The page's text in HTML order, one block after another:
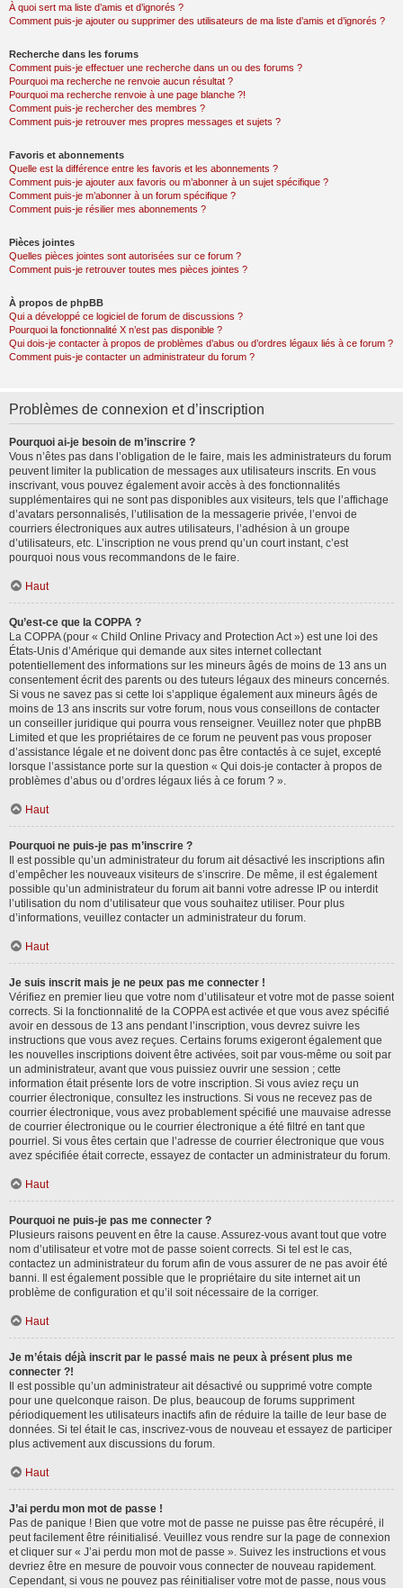
À quoi sert ma liste d’amis et d’ignorés ?
Comment puis-je ajouter ou supprimer des utilisateurs de ma liste d’amis et d’ignorés ?
Recherche dans les forums
Comment puis-je effectuer une recherche dans un ou des forums ?
Pourquoi ma recherche ne renvoie aucun résultat ?
Pourquoi ma recherche renvoie à une page blanche ?!
Comment puis-je rechercher des membres ?
Comment puis-je retrouver mes propres messages et sujets ?
Favoris et abonnements
Quelle est la différence entre les favoris et les abonnements ?
Comment puis-je ajouter aux favoris ou m’abonner à un sujet spécifique ?
Comment puis-je m’abonner à un forum spécifique ?
Comment puis-je résilier mes abonnements ?
Pièces jointes
Quelles pièces jointes sont autorisées sur ce forum ?
Comment puis-je retrouver toutes mes pièces jointes ?
À propos de phpBB
Qui a développé ce logiciel de forum de discussions ?
Pourquoi la fonctionnalité X n’est pas disponible ?
Qui dois-je contacter à propos de problèmes d’abus ou d’ordres légaux liés à ce forum ?
Comment puis-je contacter un administrateur du forum ?
Problèmes de connexion et d’inscription
Pourquoi ai-je besoin de m’inscrire ?
Vous n’êtes pas dans l’obligation de le faire, mais les administrateurs du forum
peuvent limiter la publication de messages aux utilisateurs inscrits. En vous
inscrivant, vous pouvez également avoir accès à des fonctionnalités
supplémentaires qui ne sont pas disponibles aux visiteurs, tels que l’affichage
d’avatars personnalisés, l’utilisation de la messagerie privée, l’envoi de
courriers électroniques aux autres utilisateurs, l’adhésion à un groupe
d’utilisateurs, etc. L’inscription ne vous prend qu’un court instant, c’est
pourquoi nous vous recommandons de le faire.
Haut
Qu’est-ce que la COPPA ?
La COPPA (pour « Child Online Privacy and Protection Act ») est une loi des
États-Unis d’Amérique qui demande aux sites internet collectant
potentiellement des informations sur les mineurs âgés de moins de 13 ans un
consentement écrit des parents ou des tuteurs légaux des mineurs concernés.
Si vous ne savez pas si cette loi s’applique également aux mineurs âgés de
moins de 13 ans inscrits sur votre forum, nous vous conseillons de contacter
un conseiller juridique qui pourra vous renseigner. Veuillez noter que phpBB
Limited et que les propriétaires de ce forum ne peuvent pas vous proposer
d’assistance légale et ne doivent donc pas être contactés à ce sujet, excepté
lorsque l’assistance porte sur la question « Qui dois-je contacter à propos de
problèmes d’abus ou d’ordres légaux liés à ce forum ? ».
Haut
Pourquoi ne puis-je pas m’inscrire ?
Il est possible qu’un administrateur du forum ait désactivé les inscriptions afin
d’empêcher les nouveaux visiteurs de s’inscrire. De même, il est également
possible qu’un administrateur du forum ait banni votre adresse IP ou interdit
l’utilisation du nom d’utilisateur que vous souhaitez utiliser. Pour plus
d’informations, veuillez contacter un administrateur du forum.
Haut
Je suis inscrit mais je ne peux pas me connecter !
Vérifiez en premier lieu que votre nom d’utilisateur et votre mot de passe soient
corrects. Si la fonctionnalité de la COPPA est activée et que vous avez spécifié
avoir en dessous de 13 ans pendant l’inscription, vous devrez suivre les
instructions que vous avez reçues. Certains forums exigeront également que
les nouvelles inscriptions doivent être activées, soit par vous-même ou soit par
un administrateur, avant que vous puissiez ouvrir une session ; cette
information était présente lors de votre inscription. Si vous aviez reçu un
courrier électronique, consultez les instructions. Si vous ne recevez pas de
courrier électronique, vous avez probablement spécifié une mauvaise adresse
de courrier électronique ou le courrier électronique a été filtré en tant que
pourriel. Si vous êtes certain que l’adresse de courrier électronique que vous
avez spécifiée était correcte, essayez de contacter un administrateur du forum.
Haut
Pourquoi ne puis-je pas me connecter ?
Plusieurs raisons peuvent en être la cause. Assurez-vous avant tout que votre
nom d’utilisateur et votre mot de passe soient corrects. Si tel est le cas,
contactez un administrateur du forum afin de vous assurer de ne pas avoir été
banni. Il est également possible que le propriétaire du site internet ait un
problème de configuration et qu’il soit nécessaire de la corriger.
Haut
Je m’étais déjà inscrit par le passé mais ne peux à présent plus me
connecter ?!
Il est possible qu’un administrateur ait désactivé ou supprimé votre compte
pour une quelconque raison. De plus, beaucoup de forums suppriment
périodiquement les utilisateurs inactifs afin de réduire la taille de leur base de
données. Si tel était le cas, inscrivez-vous de nouveau et essayez de participer
plus activement aux discussions du forum.
Haut
J’ai perdu mon mot de passe !
Pas de panique ! Bien que votre mot de passe ne puisse pas être récupéré, il
peut facilement être réinitialisé. Veuillez vous rendre sur la page de connexion
et cliquer sur « J’ai perdu mon mot de passe ». Suivez les instructions et vous
devriez être en mesure de pouvoir vous connecter de nouveau rapidement.
Cependant, si vous ne pouvez pas réinitialiser votre mot de passe, nous vous